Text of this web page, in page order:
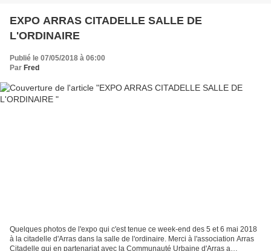
EXPO ARRAS CITADELLE SALLE DE
L'ORDINAIRE
Publié le 07/05/2018 à 06:00
Par Fred
Quelques photos de l'expo qui c'est tenue ce week-end des 5 et 6 mai 2018
à la citadelle d'Arras dans la salle de l'ordinaire. Merci à l'association Arras
Citadelle qui en partenariat avec la Communauté Urbaine d'Arras a